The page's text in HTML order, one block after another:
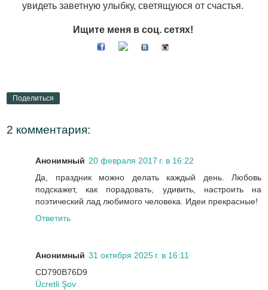
увидеть заветную улыбку, светящуюся от счастья.
Ищите меня в соц. сетях!
Поделиться
2 комментария:
Анонимный 20 февраля 2017 г. в 16:22
Да, праздник можно делать каждый день. Любовь
подскажет, как порадовать, удивить, настроить на
поэтический лад любимого человека. Идеи прекрасные!
Ответить
Анонимный 31 октября 2025 г. в 16:11
CD790B76D9
Ücretli Şov